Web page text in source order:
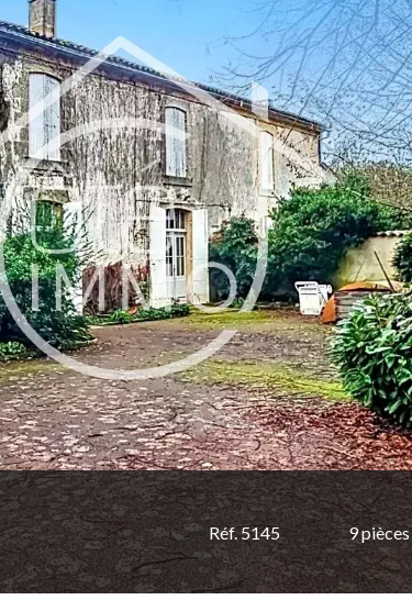
Réf. 5145 9 pièces